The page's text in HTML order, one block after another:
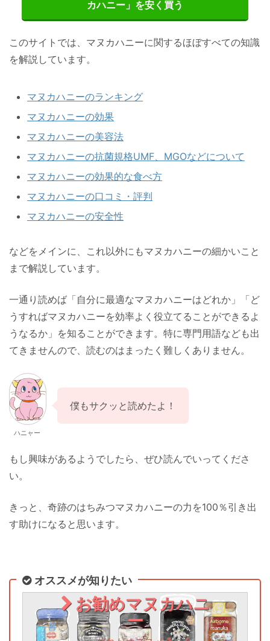
カハニー」を安く買う
このサイトでは、マヌカハニーに関するほぼすべての知識
を解説しています。
マヌカハニーのランキング
マヌカハニーの効果
マヌカハニーの美容法
マヌカハニーの抗菌規格UMF、MGOなどについて
マヌカハニーの効果的な食べ方
マヌカハニーの口コミ・評判
マヌカハニーの安全性
などをメインに、これ以外にもマヌカハニーの細かいこと
まで解説しています。
一通り読めば「自分に最適なマヌカハニーはどれか」「ど
うすればマヌカハニーを効率よく役立てることができるよ
うなるか」を知ることができます。特に専門用語なども出
てきませんので、読むのはまったく難しくありません。
ハニャー
僕もサクッと読めたよ！
もし興味があるようでしたら、ぜひ読んでいってくださ
い。
きっと、奇跡のはちみつマヌカハニーの力を100％引き出
す助けになると思います。
オススメが知りたい
お勧めマヌカハニ
ー